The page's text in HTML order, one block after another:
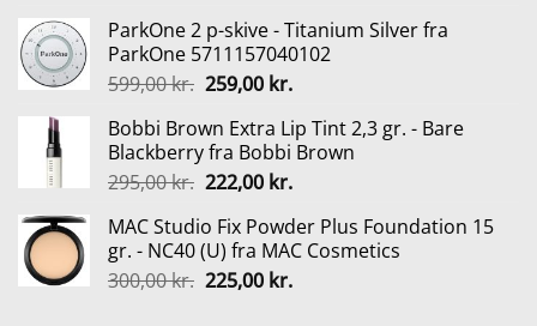
pris
var:
79,95 kr..
pris
er:
55,97 kr..
ParkOne 2 p-skive - Titanium Silver fra
ParkOne 5711157040102
599,00kr. Den
pris
var:
599,00 kr..
259,00 kr.Den
pris
er:
259,00 kr..
Bobbi Brown Extra Lip Tint 2,3 gr. - Bare
Blackberry fra Bobbi Brown
295,00kr. Den
pris
var:
295,00 kr..
222,00 kr.Den
pris
er:
222,00 kr..
MAC Studio Fix Powder Plus Foundation 15
gr. - NC40 (U) fra MAC Cosmetics
300,00kr. Den
225,00 kr.Den